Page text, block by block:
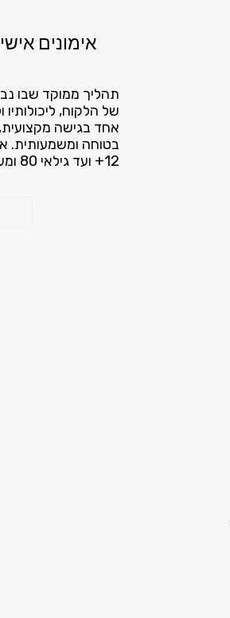
אימונים
תהליך ממוקד שבו
של הלקוח,
אחד בגישה
בטוחה ומשמעותית.
12+ ועד גילאי 80 ומעלה.